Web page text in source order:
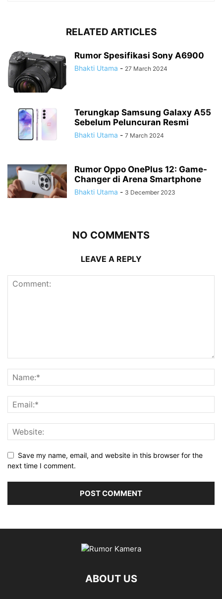
RELATED ARTICLES
Rumor Spesifikasi Sony A6900
Bhakti Utama - 27 March 2024
Terungkap Samsung Galaxy A55
Sebelum Peluncuran Resmi
Bhakti Utama - 7 March 2024
Rumor Oppo OnePlus 12: Game-
Changer di Arena Smartphone
Bhakti Utama - 3 December 2023
NO COMMENTS
LEAVE A REPLY
Save my name, email, and website in this browser for the
next time I comment.
ABOUT US